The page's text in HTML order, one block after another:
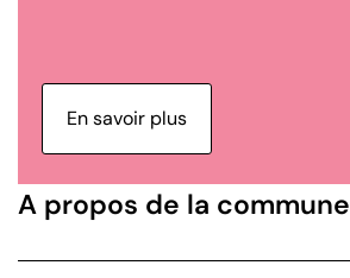
En savoir plus
A propos de la commune